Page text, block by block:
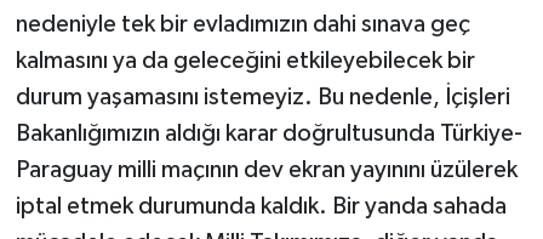
nedeniyle tek bir evladımızın dahi sınava geç
kalmasını ya da geleceğini etkileyebilecek bir
durum yaşamasını istemeyiz. Bu nedenle, İçişleri
Bakanlığımızın aldığı karar doğrultusunda Türkiye-
Paraguay milli maçının dev ekran yayınını üzülerek
iptal etmek durumunda kaldık. Bir yanda sahada